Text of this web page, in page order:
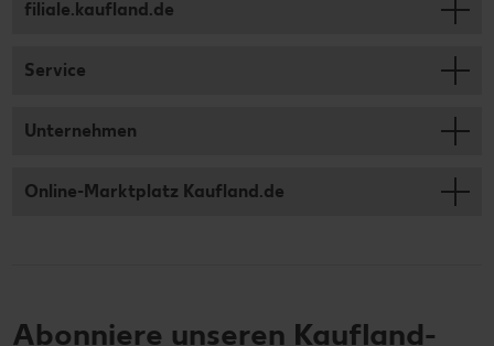
filiale.kaufland.de
Service
Unternehmen
Online-Marktplatz Kaufland.de
Abonniere unseren Kaufland-